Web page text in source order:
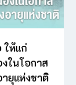
ให้แก่
ในโอกาส
ยุแห่งชาติ